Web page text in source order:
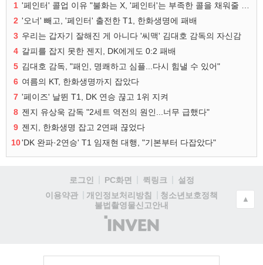
1
2 '오너' 빼고, '페인터' 출전한 T1, 한화생명에 패배
3 우리는 갑자기 잘해진 게 아니다 '씨맥' 김대호 감독의 자신감
4 갈피를 잡지 못한 젠지, DK에게도 0:2 패배
5 김대호 감독, "패인, 명쾌하고 심플...다시 힘낼 수 있어"
6 여름의 KT, 한화생명까지 잡았다
7 '페이즈' 날뛴 T1, DK 연승 끊고 1위 지켜
8 젠지 유상욱 감독 "2세트 역전의 원인...너무 급했다"
9 젠지, 한화생명 잡고 2연패 끊었다
10'DK 완파·2연승' T1 임재현 대행, "기본부터 다잡았다"
로그인 PC화면 퀵링크
설정
이용약관
개인정보처리방침
청소년보호정책
불법촬영물신고안내
(주)
인
▲